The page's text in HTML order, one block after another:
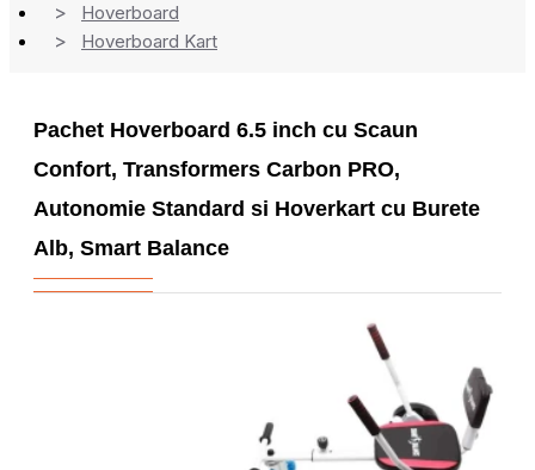
Hoverboard
Hoverboard Kart
Pachet Hoverboard 6.5 inch cu Scaun
Confort, Transformers Carbon PRO,
Autonomie Standard si Hoverkart cu Burete
Alb, Smart Balance